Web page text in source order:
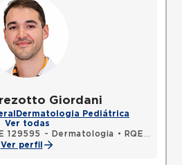
Giordani
Dermatologia Pediátrica
Ver todas
129595 - Dermatologia •
RQE 129596 - Clínica médica
Ver perfil